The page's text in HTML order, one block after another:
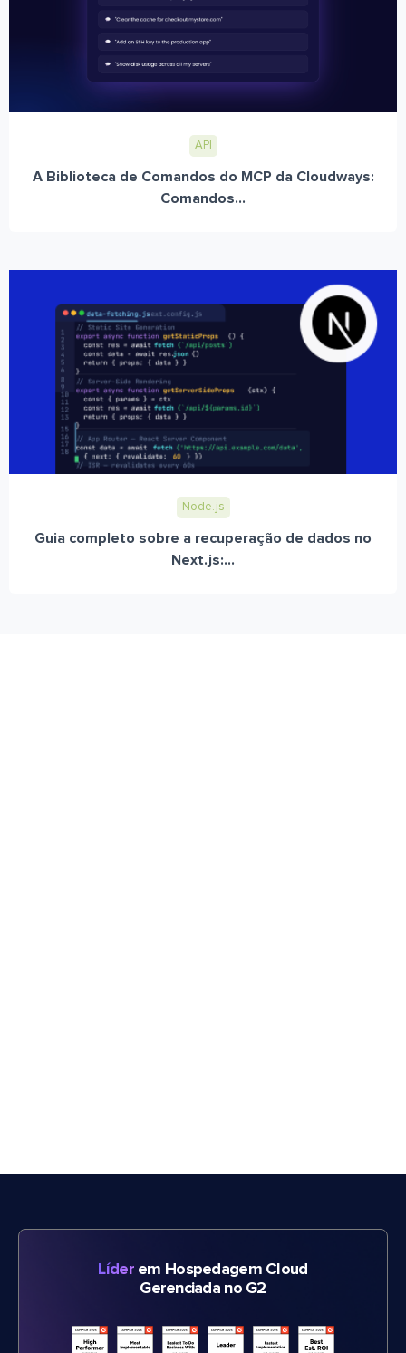
API
A Biblioteca de Comandos do MCP da Cloudways:
Comandos...
Node.js
Guia completo sobre a recuperação de dados no
Next.js:...
Líderem Hospedagem Cloud
Gerenciada no G2